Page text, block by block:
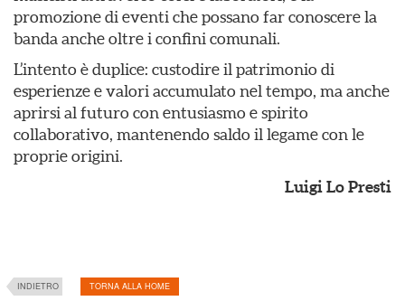
promozione di eventi che possano far conoscere la
banda anche oltre i confini comunali.
L’intento è duplice: custodire il patrimonio di
esperienze e valori accumulato nel tempo, ma anche
aprirsi al futuro con entusiasmo e spirito
collaborativo, mantenendo saldo il legame con le
proprie origini.
Luigi Lo Presti
INDIETRO TORNA ALLA HOME